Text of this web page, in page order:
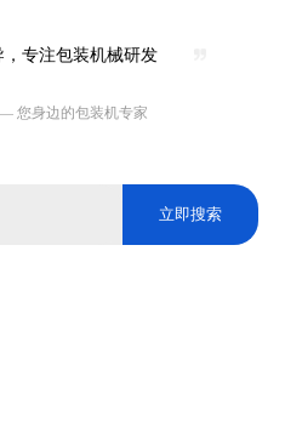
，专注包装机械研发
您身边的包装机专家
立即搜索